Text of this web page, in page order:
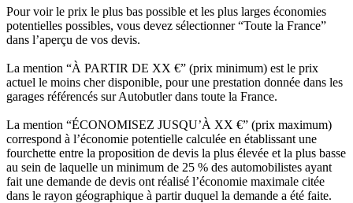
Pour voir le prix le plus bas possible et les plus larges économies
potentielles possibles, vous devez sélectionner “Toute la France”
dans l’aperçu de vos devis.
La mention “À PARTIR DE XX €” (prix minimum) est le prix
actuel le moins cher disponible, pour une prestation donnée dans les
garages référencés sur Autobutler dans toute la France.
La mention “ÉCONOMISEZ JUSQU’À XX €” (prix maximum)
correspond à l’économie potentielle calculée en établissant une
fourchette entre la proposition de devis la plus élevée et la plus basse
au sein de laquelle un minimum de 25 % des automobilistes ayant
fait une demande de devis ont réalisé l’économie maximale citée
dans le rayon géographique à partir duquel la demande a été faite.